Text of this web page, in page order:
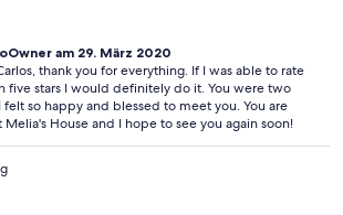
am 29. März 2020
thank you for everything. If I was able to rate
five stars I would definitely do it. You were two
felt so happy and blessed to meet you. You are
House and I hope to see you again soon!